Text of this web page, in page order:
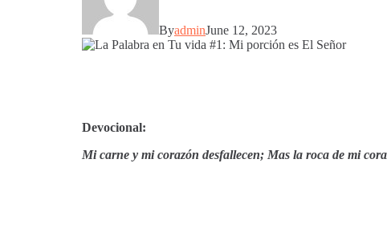
ByadminJune 12, 2023
Devocional:
Mi carne y mi corazón desfallecen; Mas la roca de mi